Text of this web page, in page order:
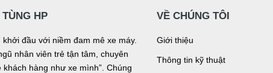
HP
đầu với niềm đam mê xe máy.
nhân viên trẻ tận tâm, chuyên
hàng như xe mình”. Chúng
VỀ CHÚNG TÔI
Giới thiệu
Thông tin kỹ thuật